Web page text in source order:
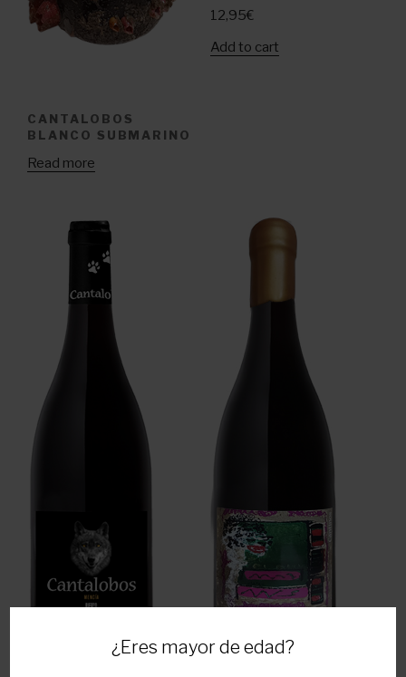
¿Eres mayor de edad?
CANTALOBOS
BLANCO SUBMARINO
Read more
12,95€
Add to cart